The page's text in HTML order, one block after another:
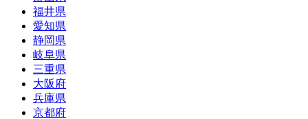
福井県
愛知県
静岡県
岐阜県
三重県
大阪府
兵庫県
京都府